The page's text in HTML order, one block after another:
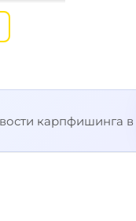
карпфишинга в